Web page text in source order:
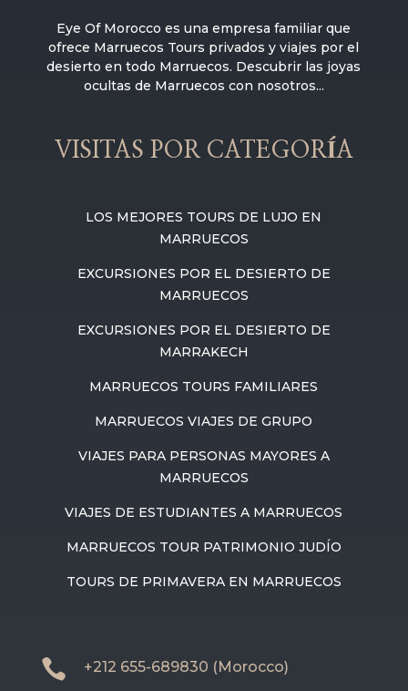
Eye Of Morocco es una empresa familiar que
ofrece Marruecos Tours privados y viajes por el
desierto en todo Marruecos. Descubrir las joyas
ocultas de Marruecos con nosotros...
VISITAS POR CATEGORÍA
LOS MEJORES TOURS DE LUJO EN
MARRUECOS
EXCURSIONES POR EL DESIERTO DE
MARRUECOS
EXCURSIONES POR EL DESIERTO DE
MARRAKECH
MARRUECOS TOURS FAMILIARES
MARRUECOS VIAJES DE GRUPO
VIAJES PARA PERSONAS MAYORES A
MARRUECOS
VIAJES DE ESTUDIANTES A MARRUECOS
MARRUECOS TOUR PATRIMONIO JUDÍO
TOURS DE PRIMAVERA EN MARRUECOS
 +212 655-689830 (Morocco)